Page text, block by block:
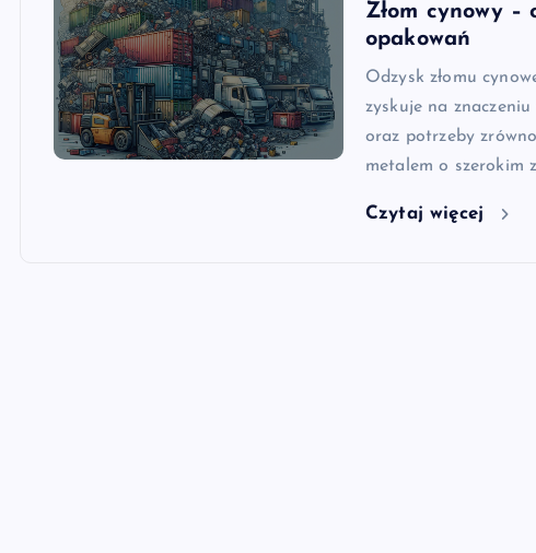
Złom cynowy
opakowań
Odzysk złomu
zyskuje na
oraz potrzeby
metalem o szerokim
Czytaj więcej